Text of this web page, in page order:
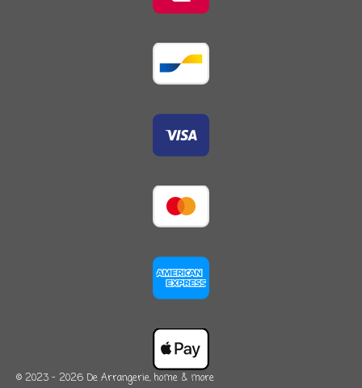
© 2023 - 2026 De Arrangerie, home & more